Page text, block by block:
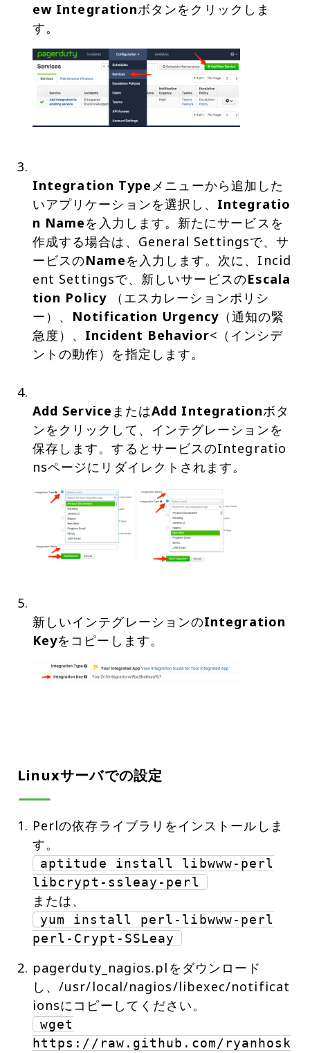
ew Integrationボタンをクリックしま
Integration Typeメニューから追加した
いアプリケーションを選択し、 Integratio
n Nameを入力します。新たにサービスを
作成する場合は、General Settingsで、サ
ービスのNameを入力します。次に、Incid
ent Settingsで、新しいサービスのEscala
tion Policy（エスカレーションポリシ
ー）、 Notification Urgency（通知の緊
急度）、 Incident Behavior<（インシデ
ントの動作）を指定します。
Add Service またはAdd Integrationボタ
ンをクリックして、インテグレーションを
保存します。するとサービスのIntegratio
新しいインテグレーションのIntegration
Key
Linuxサーバでの設定
Perlの依存ライブラリをインストールしま
aptitude install libwww-perl
libcrypt-ssleay-perl
yum install perl-libwww-perl
perl-Crypt-SSLeay
pagerduty_nagios.plをダウンロード
し、/usr/local/nagios/libexec/notificat
wget
https://raw.github.com/ryanhosk